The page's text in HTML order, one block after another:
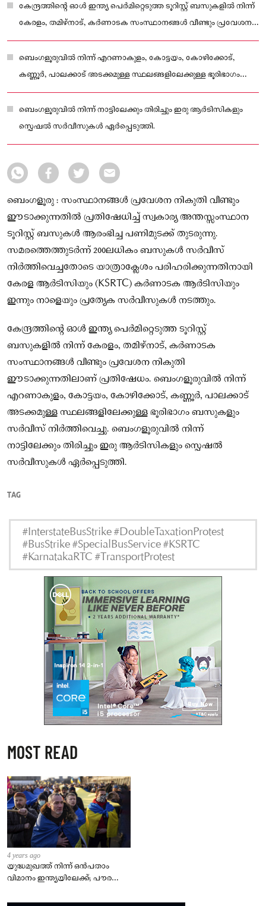
കേന്ദ്രത്തിന്റെ ഓൾ ഇന്ത്യ പെർമിറ്റെടുത്ത ടൂറിസ്റ്റ് ബസുകളിൽ നിന്ന്
കേരളം, തമിഴ്‌നാട്, കർണാടക സംസ്ഥാനങ്ങൾ വീണ്ടും പ്രവേശന
നികുതി ഈടാക്കുന്നതിലാണ് പ്രതിഷേധം.
ബെംഗളൂരുവിൽ നിന്ന് എറണാകുളം, കോട്ടയം, കോഴിക്കോട്,
കണ്ണൂർ, പാലക്കാട് അടക്കമുള്ള സ്ഥലങ്ങളിലേക്കുള്ള ഭൂരിഭാഗം
ബസുകളും സർവീസ് നിർത്തിവെച്ചു.
ബെംഗളൂരുവിൽ നിന്ന് നാട്ടിലേക്കും തിരിച്ചും ഇരു ആർടിസികളും
സ്പെഷൽ സർവീസുകൾ ഏർപ്പെടുത്തി.
ബെംഗളൂരു : സംസ്ഥാനങ്ങൾ പ്രവേശന നികുതി വീണ്ടും
ഈടാക്കുന്നതിൽ പ്രതിഷേധിച്ച് സ്വകാര്യ അന്തസ്സംസ്ഥാന
ടൂറിസ്റ്റ് ബസുകൾ ആരംഭിച്ച പണിമുടക്ക് തുടരുന്നു.
സമരത്തെത്തുടർന്ന് 200ലധികം ബസുകൾ സർവീസ്
നിർത്തിവെച്ചതോടെ യാത്രാക്ലേശം പരിഹരിക്കുന്നതിനായി
കേരള ആർടിസിയും (KSRTC) കർണാടക ആർടിസിയും
ഇന്നും നാളെയും പ്രത്യേക സർവീസുകൾ നടത്തും.
കേന്ദ്രത്തിന്റെ ഓൾ ഇന്ത്യ പെർമിറ്റെടുത്ത ടൂറിസ്റ്റ്
ബസുകളിൽ നിന്ന് കേരളം, തമിഴ്‌നാട്, കർണാടക
സംസ്ഥാനങ്ങൾ വീണ്ടും പ്രവേശന നികുതി
ഈടാക്കുന്നതിലാണ് പ്രതിഷേധം. ബെംഗളൂരുവിൽ നിന്ന്
എറണാകുളം, കോട്ടയം, കോഴിക്കോട്, കണ്ണൂർ, പാലക്കാട്
അടക്കമുള്ള സ്ഥലങ്ങളിലേക്കുള്ള ഭൂരിഭാഗം ബസുകളും
സർവീസ് നിർത്തിവെച്ചു. ബെംഗളൂരുവിൽ നിന്ന്
നാട്ടിലേക്കും തിരിച്ചും ഇരു ആർടിസികളും സ്പെഷൽ
സർവീസുകൾ ഏർപ്പെടുത്തി.
TAG
#InterstateBusStrike #DoubleTaxationProtest
#BusStrike #SpecialBusService #KSRTC
#KarnatakaRTC #TransportProtest
MOST READ
4 years ago
യുദ്ധമുഖത്ത് നിന്ന് ഒൻപതാം
വിമാനം ഇന്ത്യയിലേക്ക്; പൗരന്മാർ
– കേന്ദ്രം